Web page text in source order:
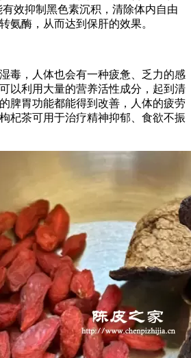
效抑制黑色素沉积，清除体内自由
氨酶，从而达到保肝的效果。
毒，人体也会有一种疲惫、乏力的感
以利用大量的营养活性成分，起到清
脾胃功能都能得到改善，人体的疲劳
杞茶可用于治疗精神抑郁、食欲不振